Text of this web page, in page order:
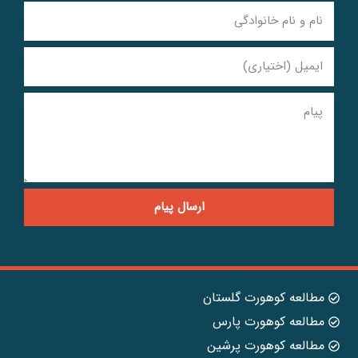
ارسال پیام
مطالعه کوهورت گلستان
مطالعه کوهورت پارس
مطالعه کوهورت پرشین